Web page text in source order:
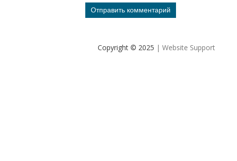
Copyright © 2025 | Website Support